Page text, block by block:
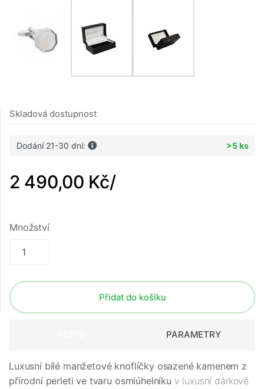
Skladová dostupnost
Dodání 21-30 dní: >5 ks
2 490,00 Kč/
Množství
Přidat do košíku
PARAMETRY
Luxusní bílé manžetové knoflíčky osazené kamenem z
přírodní perleti ve tvaru osmiúhelníku v luxusní dárkové